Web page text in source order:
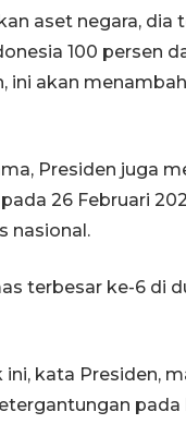
aset negara, dia
100 persen
ini akan
Presiden juga
26 Februari
nasional.
terbesar ke-6 di
ini, kata Presiden,